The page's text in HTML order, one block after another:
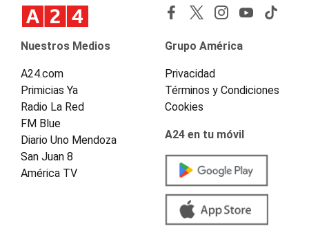
Nuestros Medios
A24.com
Primicias Ya
Radio La Red
FM Blue
Diario Uno Mendoza
San Juan 8
América TV
Grupo América
Privacidad
Términos y Condiciones
Cookies
A24 en tu móvil